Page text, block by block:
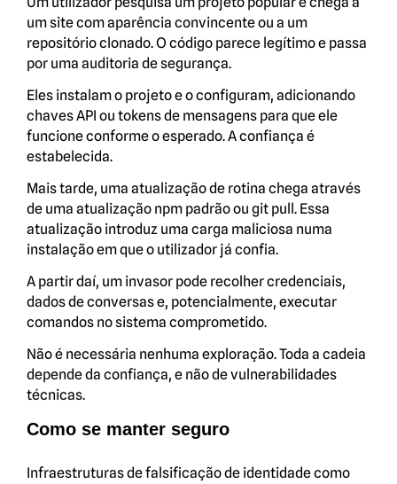
um site com aparência convincente ou a um
repositório clonado. O código parece legítimo e passa
por uma auditoria de segurança.
Eles instalam o projeto e o configuram, adicionando
chaves API ou tokens de mensagens para que ele
funcione conforme o esperado. A confiança é
estabelecida.
Mais tarde, uma atualização de rotina chega através
de uma atualização npm padrão ou git pull. Essa
atualização introduz uma carga maliciosa numa
instalação em que o utilizador já confia.
A partir daí, um invasor pode recolher credenciais,
dados de conversas e, potencialmente, executar
comandos no sistema comprometido.
Não é necessária nenhuma exploração. Toda a cadeia
depende da confiança, e não de vulnerabilidades
técnicas.
Como se manter seguro
Infraestruturas de falsificação de identidade como